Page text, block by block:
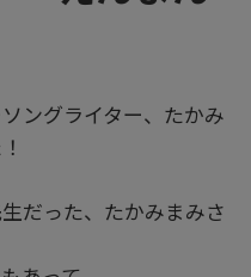
ングライター、たかみ
だった、たかみまみさ